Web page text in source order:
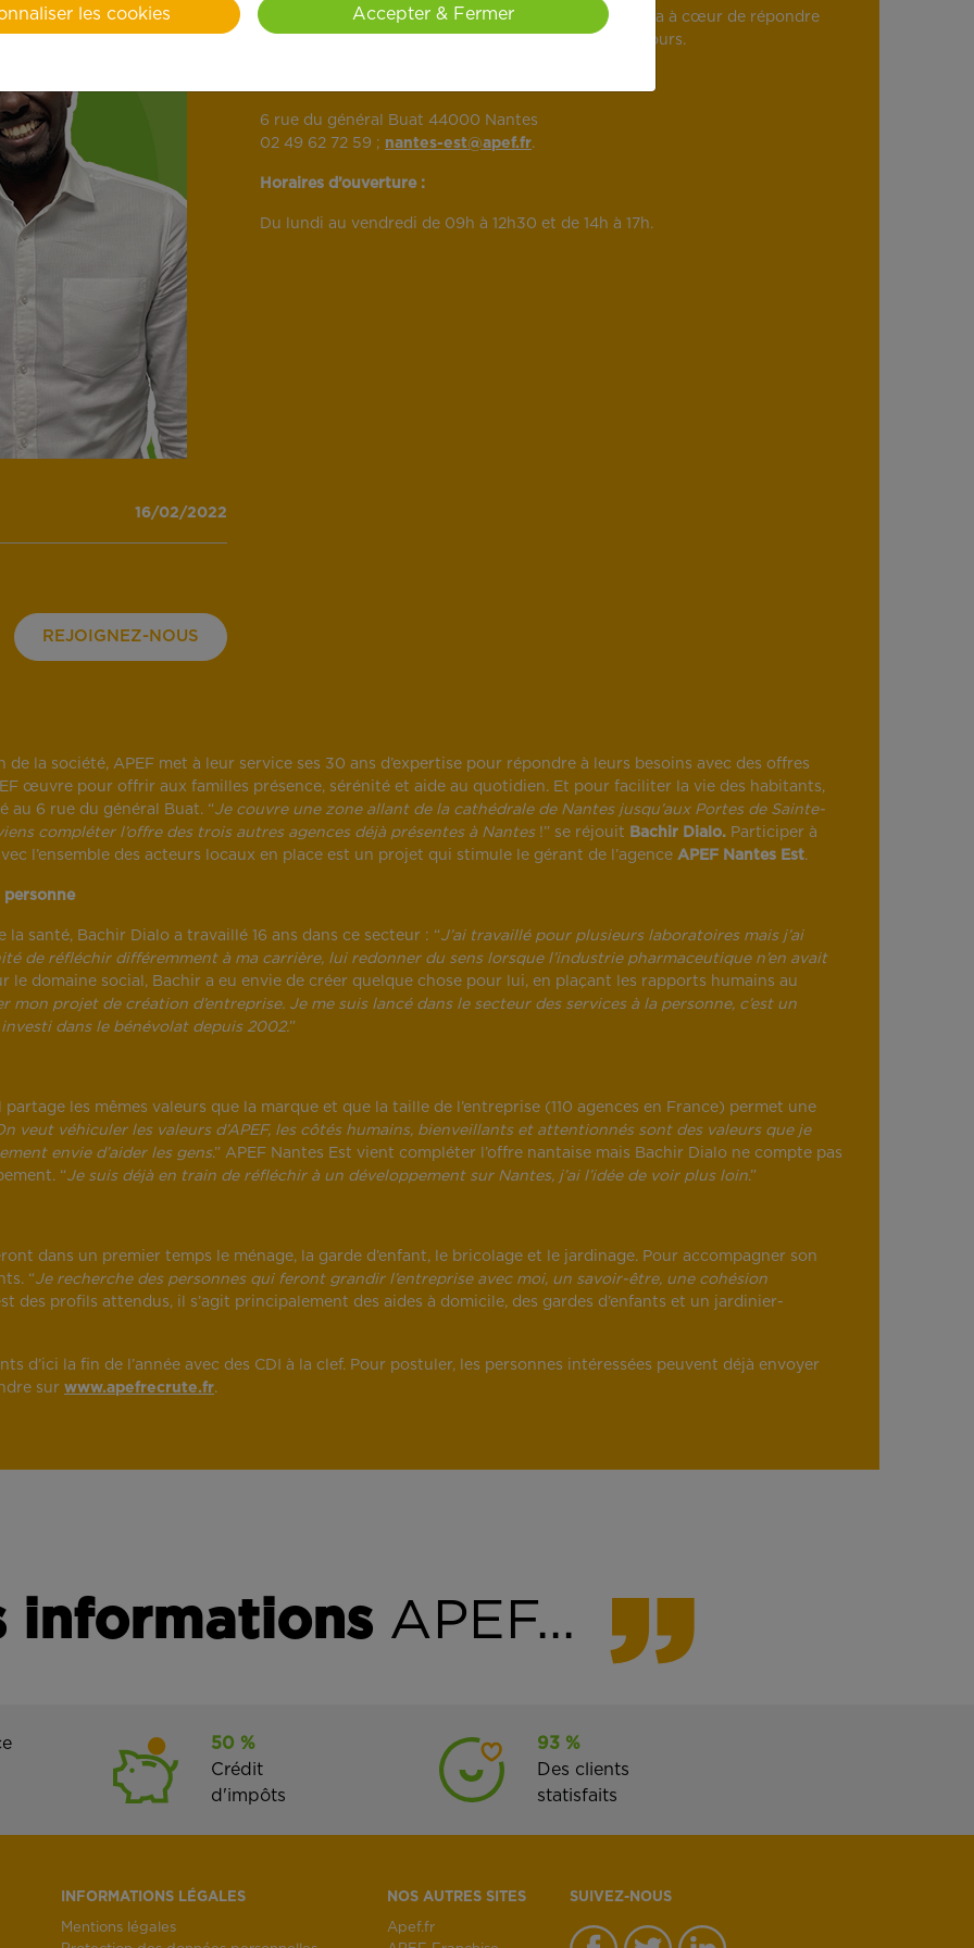
16/02/2022
l’industrie pharmaceutique. Engagé et dynamique, il a à cœur de répondre
aux besoins des habitants de Nantes et de ses alentours.
6 rue du général Buat 44000 Nantes
02 49 62 72 59 ; nantes-est@apef.fr.
Horaires d’ouverture :
Du lundi au vendredi de 09h à 12h30 et de 14h à 17h.
REJOIGNEZ-NOUS
la société, APEF met à leur service ses 30 ans d’expertise pour répondre à leurs besoins avec des offres
œuvre pour offrir aux familles présence, sérénité et aide au quotidien. Et pour faciliter la vie des habitants,
au 6 rue du général Buat. “Je couvre une zone allant de la cathédrale de Nantes jusqu’aux Portes de Sainte-
compléter l’offre des trois autres agences déjà présentes à Nantes !” se réjouit Bachir Dialo. Participer à
l’ensemble des acteurs locaux en place est un projet qui stimule le gérant de l’agence APEF Nantes Est.
personne
santé, Bachir Dialo a travaillé 16 ans dans ce secteur : “J’ai travaillé pour plusieurs laboratoires mais j’ai
de réfléchir différemment à ma carrière, lui redonner du sens lorsque l’industrie pharmaceutique n’en avait
le domaine social, Bachir a eu envie de créer quelque chose pour lui, en plaçant les rapports humains au
mon projet de création d’entreprise. Je me suis lancé dans le secteur des services à la personne, c’est un
dans le bénévolat depuis 2002.”
les mêmes valeurs que la marque et que la taille de l’entreprise (110 agences en France) permet une
veut véhiculer les valeurs d’APEF, les côtés humains, bienveillants et attentionnés sont des valeurs que je
envie d’aider les gens.” APEF Nantes Est vient compléter l’offre nantaise mais Bachir Dialo ne compte pas
“Je suis déjà en train de réfléchir à un développement sur Nantes, j’ai l’idée de voir plus loin.”
dans un premier temps le ménage, la garde d’enfant, le bricolage et le jardinage. Pour accompagner son
“Je recherche des personnes qui feront grandir l’entreprise avec moi, un savoir-être, une cohésion
des profils attendus, il s’agit principalement des aides à domicile, des gardes d’enfants et un jardinier-
d’ici la fin de l’année avec des CDI à la clef. Pour postuler, les personnes intéressées peuvent déjà envoyer
sur www.apefrecrute.fr.
informations APEF...
50 %
Crédit
d'impôts
93 %
Des clients
statisfaits
INFORMATIONS LÉGALES
Mentions légales
NOS AUTRES SITES
Apef.fr
SUIVEZ-NOUS
les cookies Accepter & Fermer